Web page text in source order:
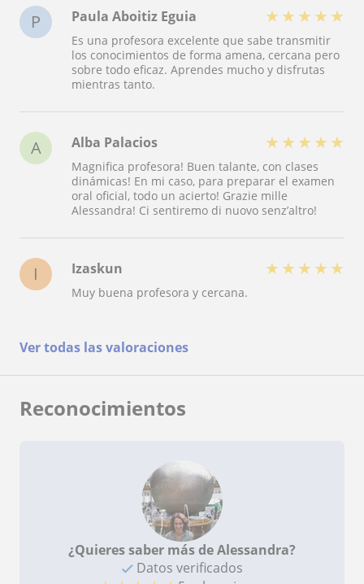
P Paula Aboitiz Eguia ★ ★ ★ ★ ★
Es una profesora excelente que sabe transmitir
los conocimientos de forma amena, cercana pero
sobre todo eficaz. Aprendes mucho y disfrutas
mientras tanto.
A Alba Palacios ★ ★ ★ ★ ★
Magnifica profesora! Buen talante, con clases
dinámicas! En mi caso, para preparar el examen
oral oficial, todo un acierto! Grazie mille
Alessandra! Ci sentiremo di nuovo senz’altro!
I Izaskun ★ ★ ★ ★ ★
Muy buena profesora y cercana.
Ver todas las valoraciones
Reconocimientos
¿Quieres saber más de Alessandra?
Datos verificados